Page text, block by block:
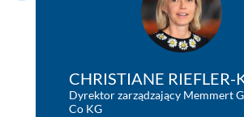
CHRISTIANE RIEFLER-
Dyrektor zarządzający Memmert
Co KG